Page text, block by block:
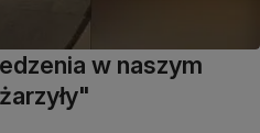
w naszym